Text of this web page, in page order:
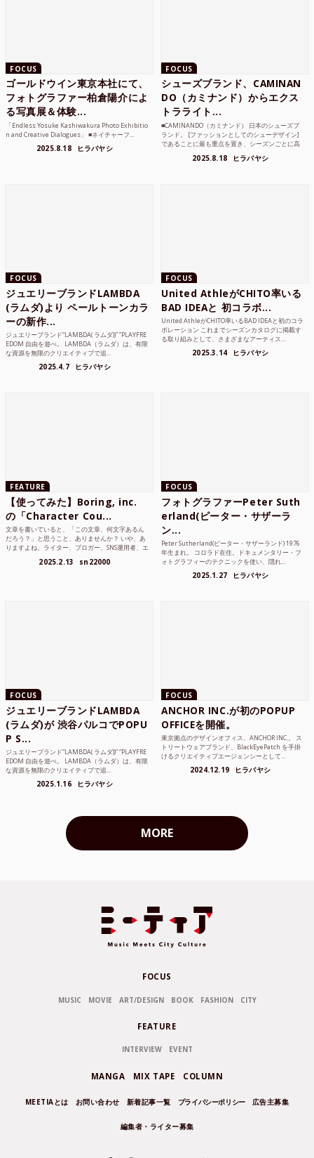
FOCUS
ゴールドウイン東京本社にて、
フォトグラファー柏倉陽介によ
る写真展＆体験...
「Endless Yosuke Kashiwakura Photo Exhibitio
n and Creative Dialogues」 ■ネイチャーフ...
2025.8.18 ヒラバヤシ
FOCUS
シューズブランド、CAMINAN
DO（カミナンド）からエクス
トラライト...
■CAMINANDO（カミナンド） 日本のシューズブ
ランド。 [ファッションとしてのシューデザイン]
であることに最も重点を置き、シーズンごとに高
2025.8.18 ヒラバヤシ
FOCUS
ジュエリーブランドLAMBDA
(ラムダ)より ペールトーンカラ
ーの新作...
ジュエリーブランド“LAMBDA( ラムダ))” “PLAYFRE
EDOM 自由を遊べ。 LAMBDA（ラムダ）は、有限
な資源を無限のクリエイティブで追...
2025.4.7 ヒラバヤシ
FOCUS
United AthleがCHITO率いる
BAD IDEAと 初コラボ...
United AthleがCHITO率いるBAD IDEAと初のコラ
ボレーション これまでシーズンカタログに掲載す
る取り組みとして、さまざまなアーティス...
2025.3.14 ヒラバヤシ
FEATURE
【使ってみた】Boring, inc.
の「Character Cou...
文章を書いていると、「この文章、何文字あるん
だろう？」と思うこと、ありませんか？ いや、あ
りますよね。ライター、ブロガー、SNS運用者、エ
2025.2.13 sn22000
FOCUS
フォトグラファーPeter Suth
erland(ピーター・サザーラ
ン...
Peter Sutherland(ピーター・サザーランド) 1976
年生まれ。 コロラド在住。ドキュメンタリー・フ
ォトグラフィーのテクニックを使い、隠れ...
2025.1.27 ヒラバヤシ
FOCUS
ジュエリーブランドLAMBDA
(ラムダ)が 渋谷パルコでPOPU
P S...
ジュエリーブランド“LAMBDA( ラムダ))” “PLAYFRE
EDOM 自由を遊べ。 LAMBDA（ラムダ）は、有限
な資源を無限のクリエイティブで追...
2025.1.16 ヒラバヤシ
FOCUS
ANCHOR INC.が初のPOPUP
OFFICEを開催。
東京拠点のデザインオフィス、ANCHOR INC.。 ス
トリートウェアブランド、BlackEyePatch を手掛
けるクリエイティブエージェンシーとして...
2024.12.19 ヒラバヤシ
MORE
FOCUS
MUSIC MOVIE ART/DESIGN BOOK FASHION CITY
FEATURE
INTERVIEW EVENT
MANGA MIX TAPE COLUMN
MEETIAとは お問い合わせ 新着記事一覧 プライバシーポリシー 広告主募集
編集者・ライター募集